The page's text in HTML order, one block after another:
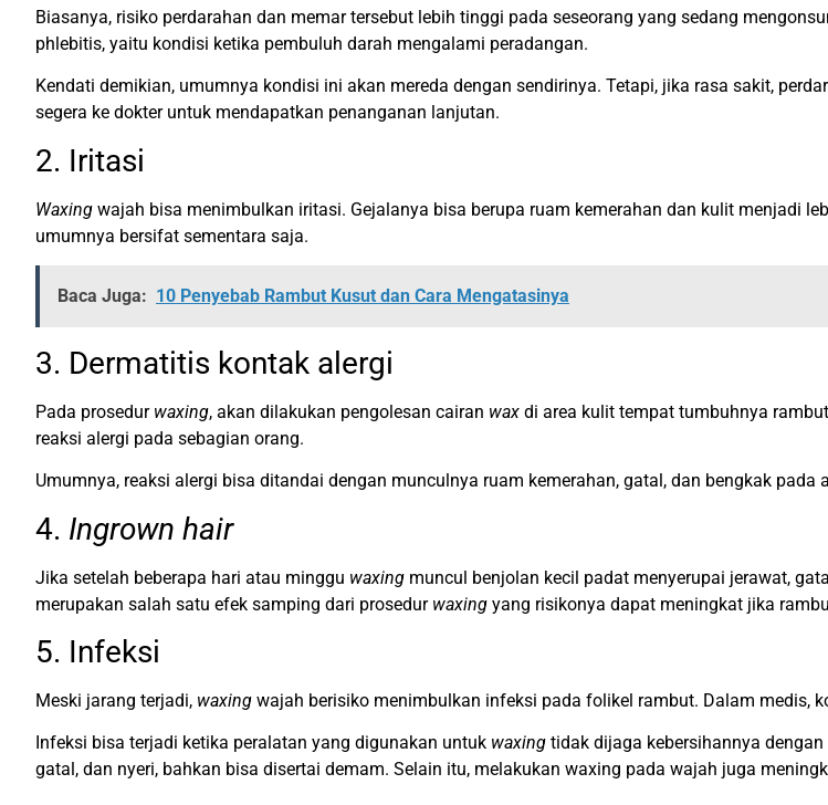
Biasanya, risiko perdarahan dan memar tersebut lebih tinggi pada seseorang yang sedang
phlebitis, yaitu kondisi ketika pembuluh darah mengalami peradangan.
Kendati demikian, umumnya kondisi ini akan mereda dengan sendirinya. Tetapi, jika rasa sakit,
segera ke dokter untuk mendapatkan penanganan lanjutan.
2. Iritasi
Waxing wajah bisa menimbulkan iritasi. Gejalanya bisa berupa ruam kemerahan dan kulit menjadi
umumnya bersifat sementara saja.
Baca Juga: 10 Penyebab Rambut Kusut dan Cara Mengatasinya
3. Dermatitis kontak alergi
Pada prosedur waxing, akan dilakukan pengolesan cairan wax di area kulit tempat tumbuhnya
reaksi alergi pada sebagian orang.
Umumnya, reaksi alergi bisa ditandai dengan munculnya ruam kemerahan, gatal, dan bengkak pada
4. Ingrown hair
Jika setelah beberapa hari atau minggu waxing muncul benjolan kecil padat menyerupai jerawat,
merupakan salah satu efek samping dari prosedur waxing yang risikonya dapat meningkat jika
5. Infeksi
Meski jarang terjadi, waxing wajah berisiko menimbulkan infeksi pada folikel rambut. Dalam medis,
Infeksi bisa terjadi ketika peralatan yang digunakan untuk waxing tidak dijaga kebersihannya
gatal, dan nyeri, bahkan bisa disertai demam. Selain itu, melakukan waxing pada wajah juga